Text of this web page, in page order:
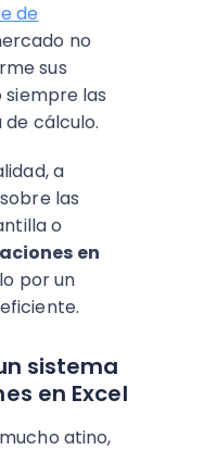
de
no
sus
las
de cálculo.
a
las
o
en
por un
sistema
en Excel
atino,